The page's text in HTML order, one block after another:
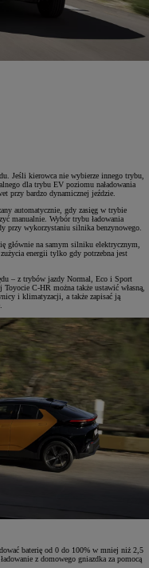
Jeśli kierowca nie wybierze innego trybu,
dla trybu EV poziomu naładowania
przy bardzo dynamicznej jeździe.
automatycznie, gdy zasięg w trybie
manualnie. Wybór trybu ładowania
przy wykorzystaniu silnika benzynowego.
głównie na samym silniku elektrycznym,
energii tylko gdy potrzebna jest
– z trybów jazdy Normal, Eco i Sport
C-HR można także ustawić własną,
i klimatyzacji, a także zapisać ją
baterię od 0 do 100% w mniej niż 2,5
z domowego gniazdka za pomocą